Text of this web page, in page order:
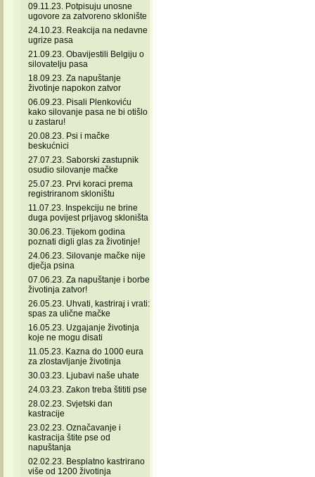
09.11.23. Potpisuju unosne
ugovore za zatvoreno sklonište
24.10.23. Reakcija na nedavne
ugrize pasa
21.09.23. Obavijestili Belgiju o
silovatelju pasa
18.09.23. Za napuštanje
životinje napokon zatvor
06.09.23. Pisali Plenkoviću
kako silovanje pasa ne bi otišlo
u zastaru!
20.08.23. Psi i mačke
beskućnici
27.07.23. Saborski zastupnik
osudio silovanje mačke
25.07.23. Prvi koraci prema
registriranom skloništu
11.07.23. Inspekciju ne brine
duga povijest prljavog skloništa
30.06.23. Tijekom godina
poznati digli glas za životinje!
24.06.23. Silovanje mačke nije
dječja psina
07.06.23. Za napuštanje i borbe
životinja zatvor!
26.05.23. Uhvati, kastriraj i vrati:
spas za ulične mačke
16.05.23. Uzgajanje životinja
koje ne mogu disati
11.05.23. Kazna do 1000 eura
za zlostavljanje životinja
30.03.23. Ljubavi naše uhate
24.03.23. Zakon treba štititi pse
28.02.23. Svjetski dan
kastracije
23.02.23. Označavanje i
kastracija štite pse od
napuštanja
02.02.23. Besplatno kastrirano
više od 1200 životinja